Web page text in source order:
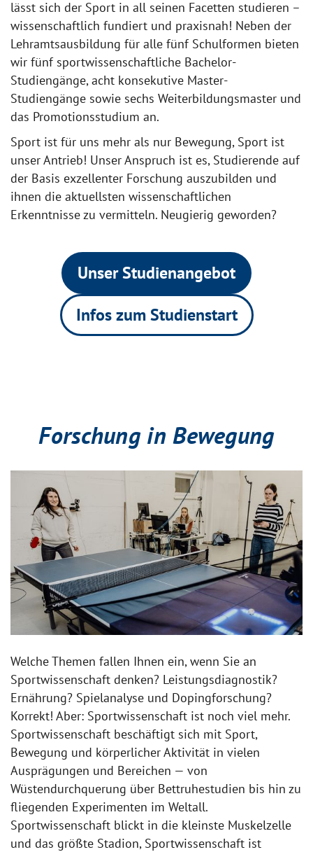
lässt sich der Sport in all seinen Facetten studieren –
wissenschaftlich fundiert und praxisnah! Neben der
Lehramtsausbildung für alle fünf Schulformen bieten
wir fünf sportwissenschaftliche Bachelor-
Studiengänge, acht konsekutive Master-
Studiengänge sowie sechs Weiterbildungsmaster und
das Promotionsstudium an.
Sport ist für uns mehr als nur Bewegung, Sport ist
unser Antrieb! Unser Anspruch ist es, Studierende auf
der Basis exzellenter Forschung auszubilden und
ihnen die aktuellsten wissenschaftlichen
Erkenntnisse zu vermitteln. Neugierig geworden?
Unser Studienangebot
Infos zum Studienstart
Forschung in Bewegung
Welche Themen fallen Ihnen ein, wenn Sie an
Sportwissenschaft denken? Leistungsdiagnostik?
Ernährung? Spielanalyse und Dopingforschung?
Korrekt! Aber: Sportwissenschaft ist noch viel mehr.
Sportwissenschaft beschäftigt sich mit Sport,
Bewegung und körperlicher Aktivität in vielen
Ausprägungen und Bereichen — von
Wüstendurchquerung über Bettruhestudien bis hin zu
fliegenden Experimenten im Weltall.
Sportwissenschaft blickt in die kleinste Muskelzelle
und das größte Stadion, Sportwissenschaft ist